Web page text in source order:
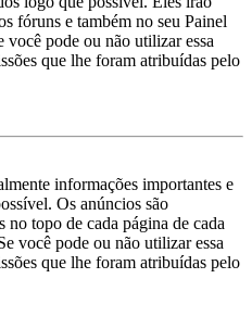
fóruns e também no seu Painel
pode ou não utilizar essa
que lhe foram atribuídas pelo
informações importantes e
Os anúncios são
no topo de cada página de cada
você pode ou não utilizar essa
que lhe foram atribuídas pelo